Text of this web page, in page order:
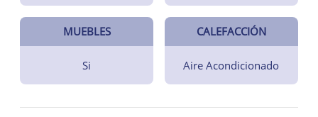
MUEBLES
Si
CALEFACCIÓN
Aire Acondicionado